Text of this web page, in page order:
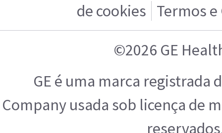
de cookies Termos
©2026 GE
GE é uma marca registrada
Company usada sob licença de